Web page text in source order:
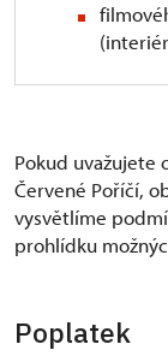
Pokud uvažujete
Červené Poříčí,
vysvětlíme
prohlídku
Poplatek